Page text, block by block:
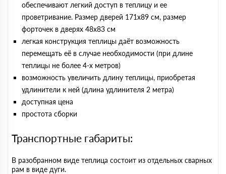
обеспечивают легкий доступ в теплицу и ее
проветривание. Размер дверей 171х89 cм, размер
форточек в дверях 48х83 см
легкая конструкция теплицы даёт возможность
перемещать её в случае необходимости (при длине
теплицы не более 4-х метров)
возможность увеличить длину теплицы, приобретая
удлинители к ней (длина удлинителя 2 метра)
доступная цена
простота сборки
Транспортные габариты:
В разобранном виде теплица состоит из отдельных сварных
рам в виде дуги.